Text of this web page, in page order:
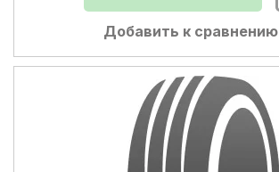
Добавить к сравнению